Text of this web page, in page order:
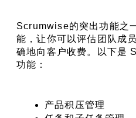
Scrumwise的突出功能之
能，让你可以评估团队成
确地向客户收费。以下是
功能：
产品积压管理